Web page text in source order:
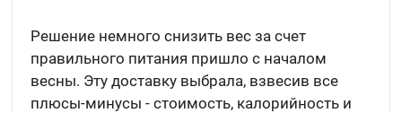
Решение немного снизить вес за счет
правильного питания пришло с началом
весны. Эту доставку выбрала, взвесив все
плюсы-минусы - стоимость, калорийность и